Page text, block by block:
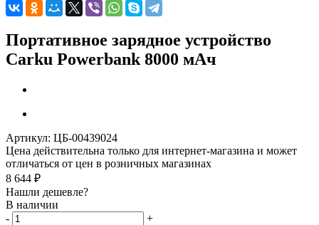
Портативное зарядное устройство
Carku Powerbank 8000 мАч
Артикул: ЦБ-00439024
Цена действительна только для интернет-магазина и может
отличаться от цен в розничных магазинах
8 644 ₽
Нашли дешевле?
В наличии
-
+